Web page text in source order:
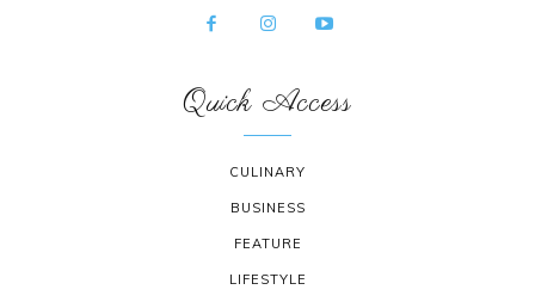
Quick Access
CULINARY
BUSINESS
FEATURE
LIFESTYLE